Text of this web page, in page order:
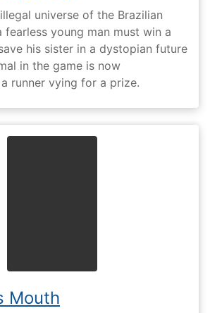
universe of the Brazilian
fearless young man must win a
his sister in a dystopian future
in the game is now
runner vying for a prize.
Mouth